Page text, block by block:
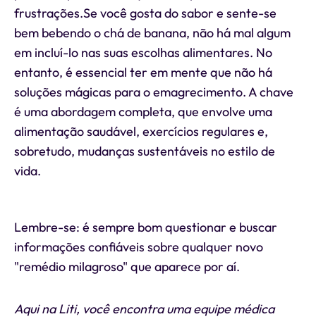
frustrações.Se você gosta do sabor e sente-se
bem bebendo o chá de banana, não há mal algum
em incluí-lo nas suas escolhas alimentares. No
entanto, é essencial ter em mente que não há
soluções mágicas para o emagrecimento. A chave
é uma abordagem completa, que envolve uma
alimentação saudável, exercícios regulares e,
sobretudo, mudanças sustentáveis no estilo de
vida.
Lembre-se: é sempre bom questionar e buscar
informações confiáveis sobre qualquer novo
"remédio milagroso" que aparece por aí.
Aqui na Liti, você encontra uma equipe médica